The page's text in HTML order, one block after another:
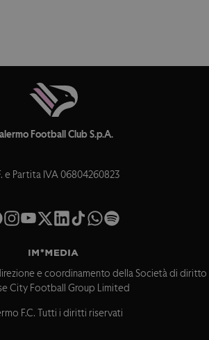
Football Club S.p.A.
e Partita IVA 06804260823
e coordinamento della Società di diritto
City Football Group Limited
F.C. Tutti i diritti riservati